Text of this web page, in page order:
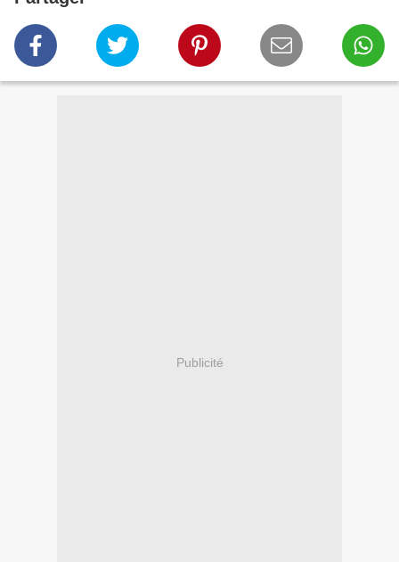
Publicité